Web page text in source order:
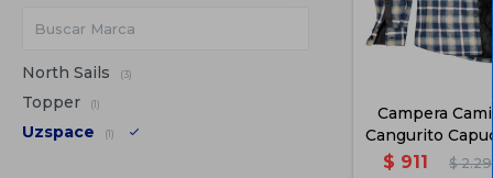
Campera
Cangurito
$ 911 $ 2.290
North Sails (3)
Topper (1)
Uzspace (1)